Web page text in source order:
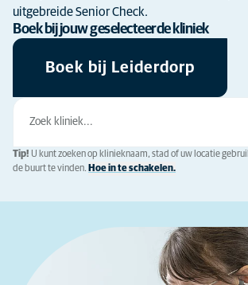
uitgebreide Senior Check.
Tip! U kunt zoeken op klinieknaam, stad of uw locatie
de buurt te vinden. Hoe in te schakelen.
Boek bij jouw geselecteerde kliniek
Boek bij Leiderdorp